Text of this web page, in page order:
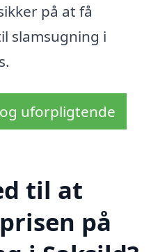
på at få
slamsugning i
uforpligtende
til at
på